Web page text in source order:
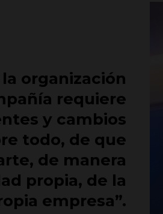
organización
requiere
y cambios
todo, de que
de manera
propia, de la
empresa”.